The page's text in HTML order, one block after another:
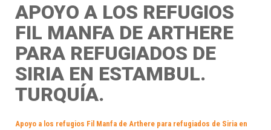
APOYO A LOS REFUGIOS
FIL MANFA DE ARTHERE
PARA REFUGIADOS DE
SIRIA EN ESTAMBUL.
TURQUÍA.
Apoyo a los refugios Fil Manfa de Arthere para refugiados de Siria en